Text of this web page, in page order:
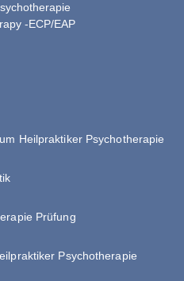
-ECP/EAP
Heilpraktiker Psychotherapie
Prüfung
Psychotherapie